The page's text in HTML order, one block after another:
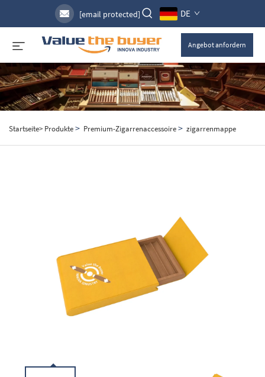
[email protected] DE
Angebot anfordern
Startseite> Produkte> Premium-Zigarrenaccessoire> zigarrenmappe